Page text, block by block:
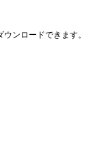
ンロードできます。